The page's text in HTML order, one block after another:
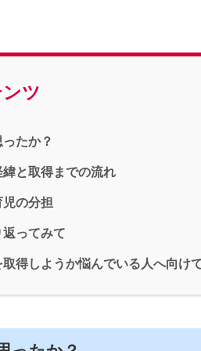
ツ
たか？
と取得までの流れ
の分担
ってみて
取得しようか悩んでいる人へ向け